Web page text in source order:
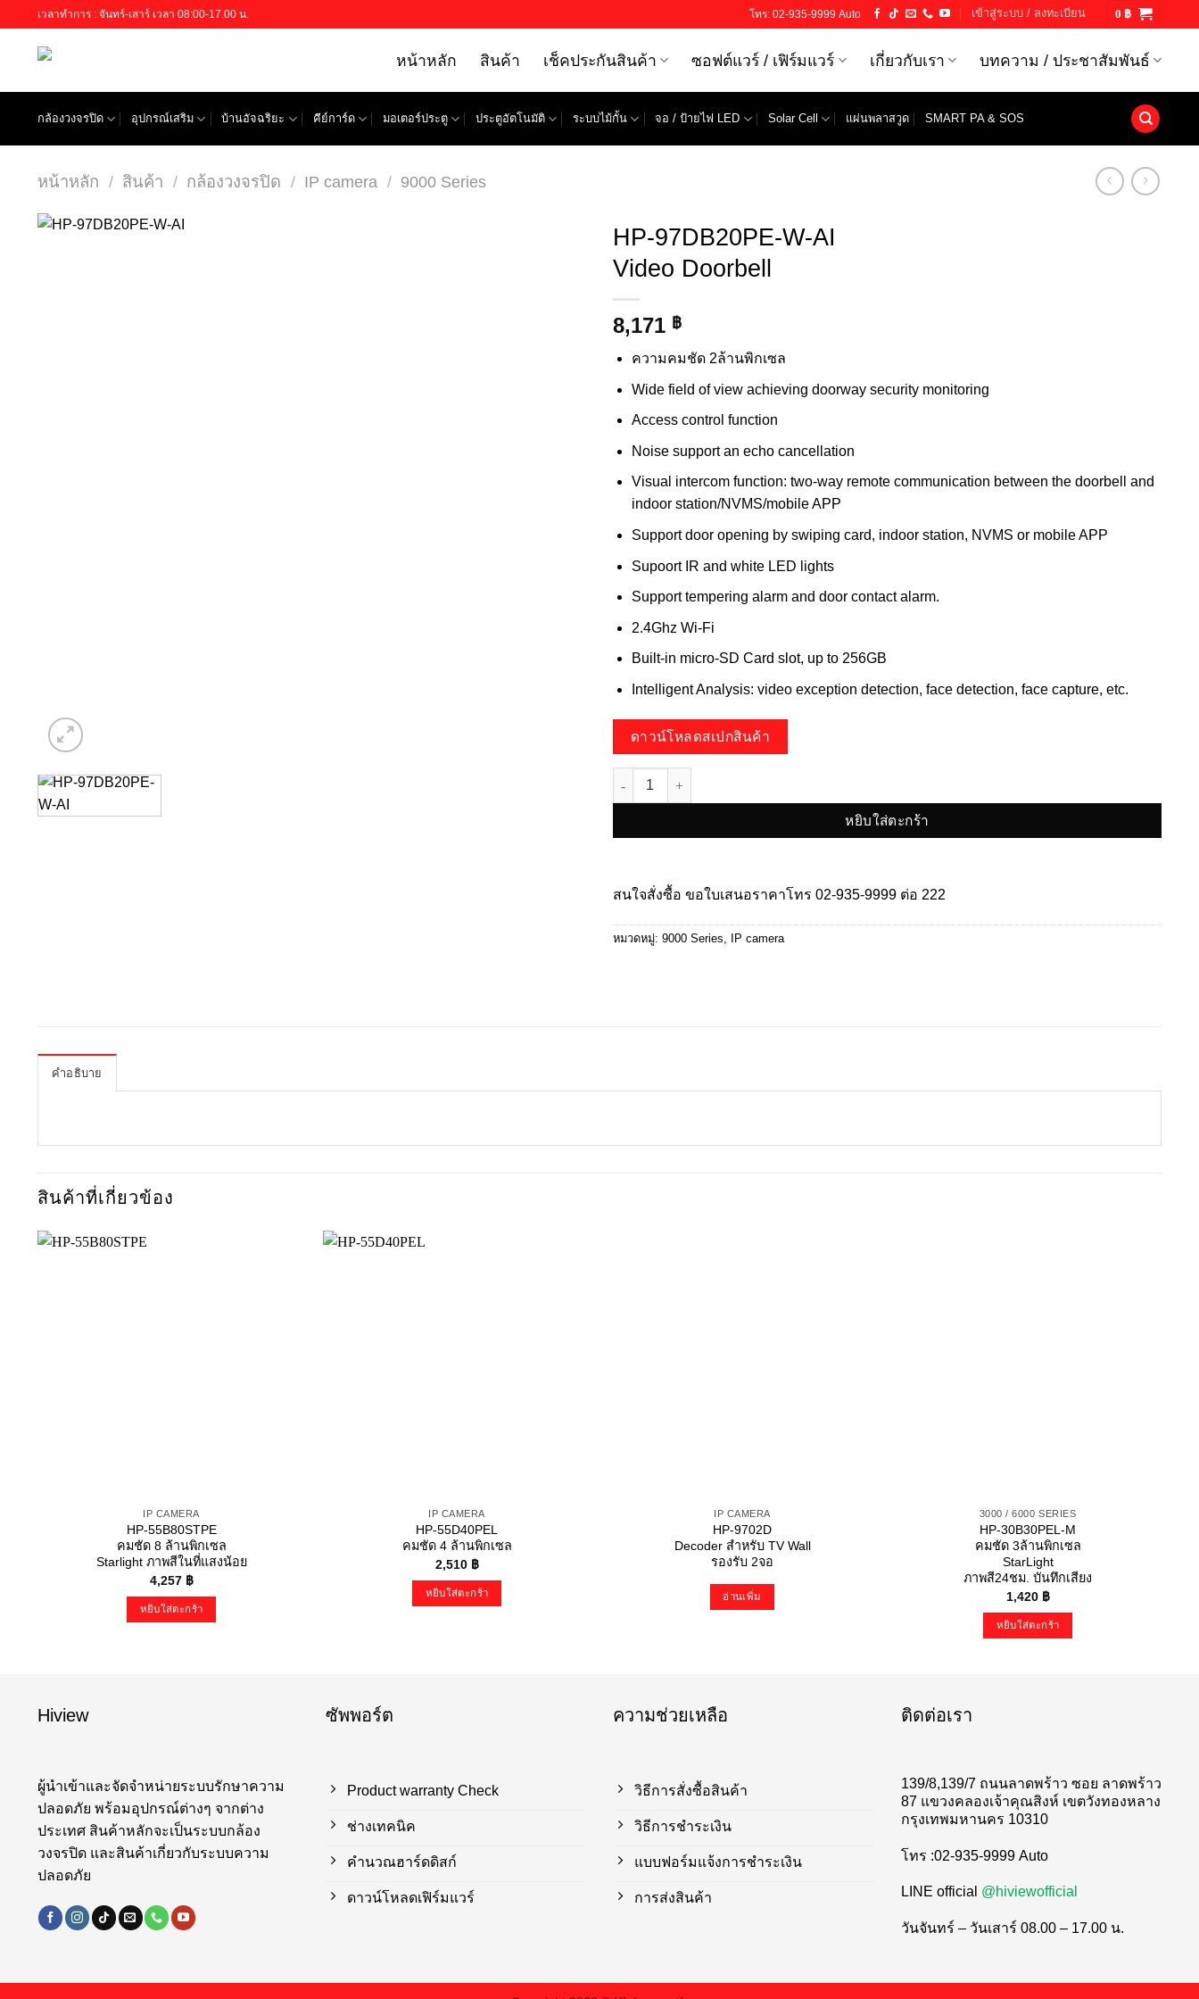
to
content
เวลาทำการ : จันทร์-เสาร์ เวลา 08:00-17.00 น. โทร: 02-935-9999 Auto เข้าสู่ระบบ / ลงทะเบียน 0 ฿
หน้าหลัก สินค้า เช็คประกันสินค้า ซอฟต์แวร์ / เฟิร์มแวร์ เกี่ยวกับเรา บทความ / ประชาสัมพันธ์
กล้องวงจรปิด อุปกรณ์เสริม บ้านอัจฉริยะ คีย์การ์ด มอเตอร์ประตู ประตูอัตโนมัติ ระบบไม้กั้น จอ / ป้ายไฟ LED Solar Cell แผ่นพลาสวูด SMART PA & SOS
หน้าหลัก / สินค้า / กล้องวงจรปิด / IP camera / 9000 Series
HP-97DB20PE-W-AI
Video Doorbell
8,171 ฿
ความคมชัด 2ล้านพิกเซล
Wide field of view achieving doorway security monitoring
Access control function
Noise support an echo cancellation
Visual intercom function: two-way remote communication between the doorbell and
indoor station/NVMS/mobile APP
Support door opening by swiping card, indoor station, NVMS or mobile APP
Supoort IR and white LED lights
Support tempering alarm and door contact alarm.
2.4Ghz Wi-Fi
Built-in micro-SD Card slot, up to 256GB
Intelligent Analysis: video exception detection, face detection, face capture, etc.
ดาวน์โหลดสเปกสินค้า
จำนวน HP-97DB20PE-W-AI Video Doorbell ชิ้น
หยิบใส่ตะกร้า
สนใจสั่งซื้อ ขอใบเสนอราคาโทร 02-935-9999 ต่อ 222
หมวดหมู่: 9000 Series IP camera
คำอธิบาย
สินค้าที่เกี่ยวข้อง
IP CAMERA
HP-55B80STPE
คมชัด 8 ล้านพิกเซล
Starlight ภาพสีในที่แสงน้อย
4,257 ฿
หยิบใส่ตะกร้า
IP CAMERA
HP-55D40PEL
คมชัด 4 ล้านพิกเซล
2,510 ฿
หยิบใส่ตะกร้า
IP CAMERA
HP-9702D
Decoder สำหรับ TV Wall
รองรับ 2จอ
อ่านเพิ่ม
3000 / 6000 SERIES
HP-30B30PEL-M
คมชัด 3ล้านพิกเซล
StarLight
ภาพสี24ชม. บันทึกเสียง
1,420 ฿
หยิบใส่ตะกร้า
Hiview
ผู้นำเข้าและจัดจำหน่ายระบบรักษาความ
ปลอดภัย พร้อมอุปกรณ์ต่างๆ จากต่าง
ประเทศ สินค้าหลักจะเป็นระบบกล้อง
วงจรปิด และสินค้าเกี่ยวกับระบบความ
ปลอดภัย
ซัพพอร์ต
Product warranty Check
ช่างเทคนิค
คำนวณฮาร์ดดิสก์
ดาวน์โหลดเฟิร์มแวร์
ความช่วยเหลือ
วิธีการสั่งซื้อสินค้า
วิธีการชำระเงิน
แบบฟอร์มแจ้งการชำระเงิน
การส่งสินค้า
ติดต่อเรา
139/8,139/7 ถนนลาดพร้าว ซอย ลาดพร้าว
87 แขวงคลองเจ้าคุณสิงห์ เขตวังทองหลาง
กรุงเทพมหานคร 10310
โทร :02-935-9999 Auto
LINE official @hiviewofficial
วันจันทร์ – วันเสาร์ 08.00 – 17.00 น.